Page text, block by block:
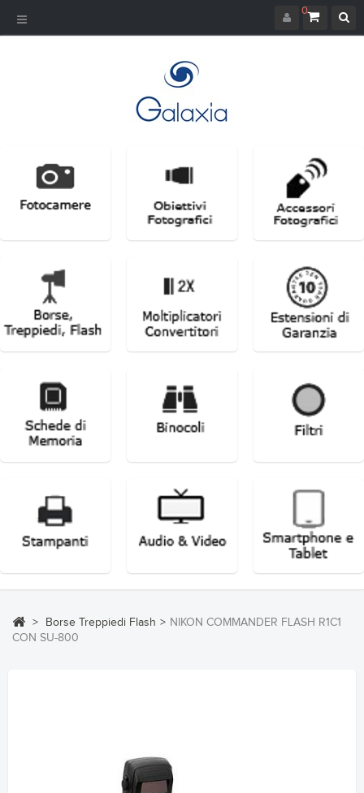
0
Navigazione
Toggle
> Borse Treppiedi Flash > NIKON COMMANDER FLASH R1C1
CON SU-800